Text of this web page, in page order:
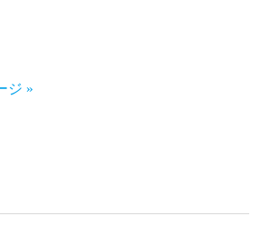
ジ »